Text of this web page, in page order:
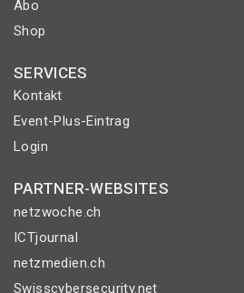
Abo
Shop
SERVICES
Kontakt
Event-Plus-Eintrag
Login
PARTNER-WEBSITES
netzwoche.ch
ICTjournal
netzmedien.ch
Swisscybersecurity.net